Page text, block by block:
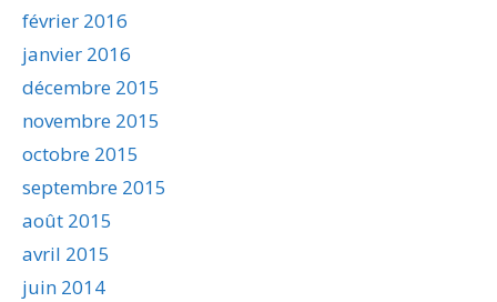
février 2016
janvier 2016
décembre 2015
novembre 2015
octobre 2015
septembre 2015
août 2015
avril 2015
juin 2014